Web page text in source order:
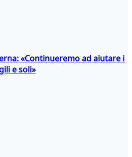
«Continueremo ad aiutare i
e soli»